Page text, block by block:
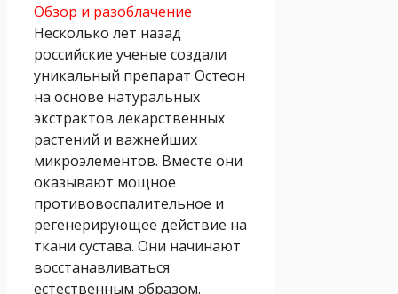
Обзор и разоблачение
Несколько лет назад
российские ученые создали
уникальный препарат Остеон
на основе натуральных
экстрактов лекарственных
растений и важнейших
микроэлементов. Вместе они
оказывают мощное
противовоспалительное и
регенерирующее действие на
ткани сустава. Они начинают
восстанавливаться
естественным образом.